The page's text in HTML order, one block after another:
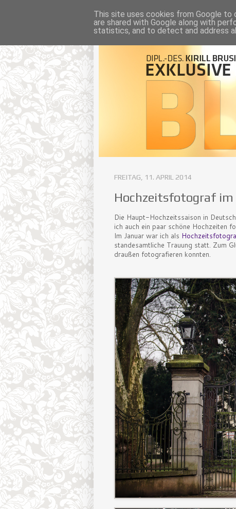
FREITAG, 11. APRIL 2014
Hochzeitsfotograf im
Die Haupt-Hochzeitssaison in
ich auch ein paar schöne Hochzeiten
Im Januar war ich als
standesamtliche Trauung statt. Zum
draußen fotografieren konnten.
This site uses cookies from Google to
are shared with Google along with
statistics, and to detect and address